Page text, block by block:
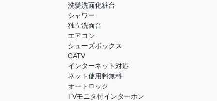
洗髪洗面化粧台
シャワー
独立洗面台
エアコン
シューズボックス
CATV
インターネット対応
ネット使用料無料
オートロック
TVモニタ付インターホン